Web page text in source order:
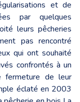
et de
par quelques
leurs pêcheries
pas rencontré
qui ont souhaité
confrontés à un
fermeture de leur
éclaté en 2003